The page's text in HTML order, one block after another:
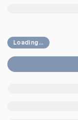
Loading...